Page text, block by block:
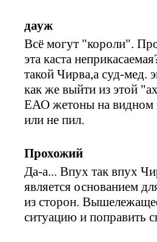
дауж
Всё могут "короли".
эта каста
такой Чирва,а суд-мед.
как же выйти из этой
ЕАО жетоны на видном
или не пил.
Прохожий
Да-а... Впух так впух
является основанием
из сторон.
ситуацию и поправить